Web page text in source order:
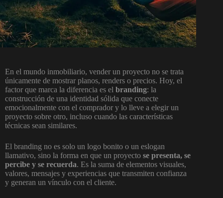
En el mundo inmobiliario, vender un proyecto no se trata
únicamente de mostrar planos, renders o precios. Hoy, el
factor que marca la diferencia es el branding: la
construcción de una identidad sólida que conecte
emocionalmente con el comprador y lo lleve a elegir un
proyecto sobre otro, incluso cuando las características
técnicas sean similares.
El branding no es solo un logo bonito o un eslogan
llamativo, sino la forma en que un proyecto se presenta, se
percibe y se recuerda. Es la suma de elementos visuales,
valores, mensajes y experiencias que transmiten confianza
y generan un vínculo con el cliente.